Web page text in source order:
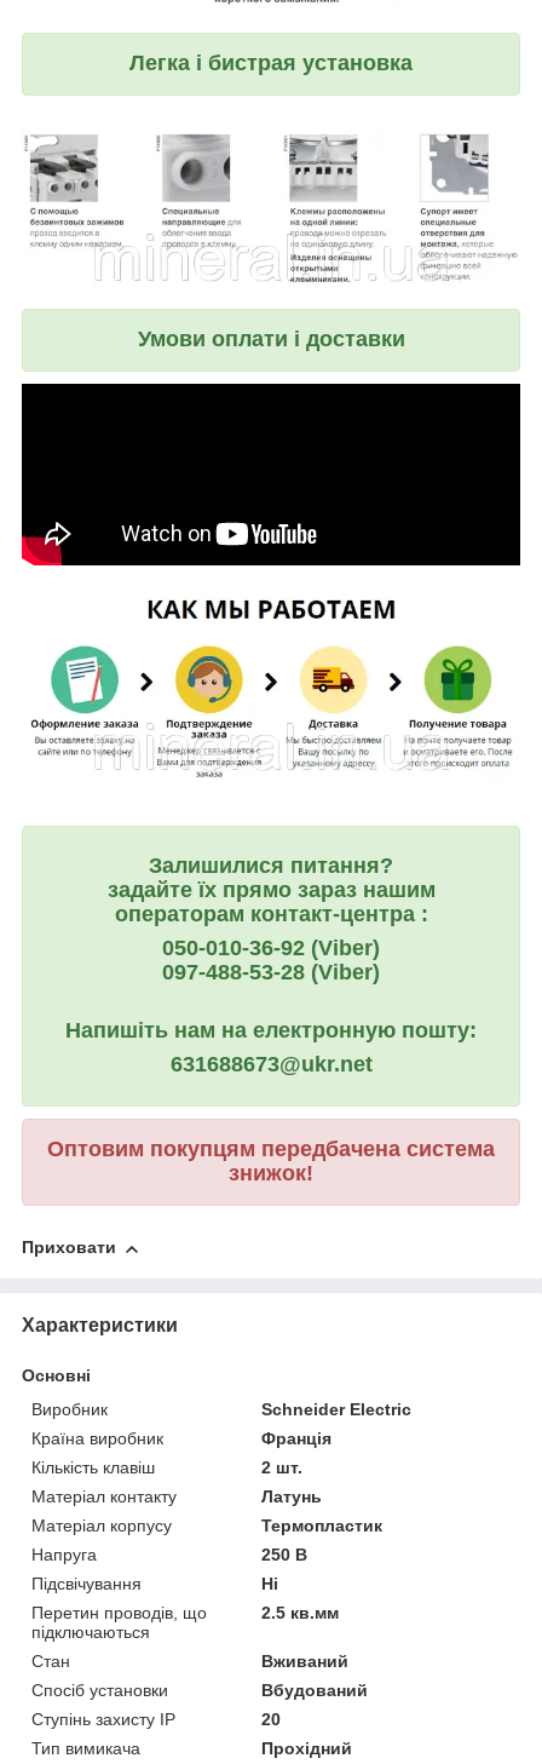
Легка і бистрая установка
Умови оплати і доставки
Залишилися питання?
задайте їх прямо зараз нашим
операторам контакт-центра :
050-010-36-92 (Viber)
097-488-53-28 (Viber)
Напишіть нам на електронную пошту:
631688673@ukr.net
Оптовим покупцям передбачена система
знижок!
Приховати
Характеристики
Основні
Виробник
Schneider Electric
Країна виробник
Франція
Кількість клавіш
2 шт.
Матеріал контакту
Латунь
Матеріал корпусу
Термопластик
Напруга
250 В
Підсвічування
Ні
Перетин проводів, що
підключаються
2.5 кв.мм
Стан
Вживаний
Спосіб установки
Вбудований
Ступінь захисту IP
20
Тип вимикача
Прохідний